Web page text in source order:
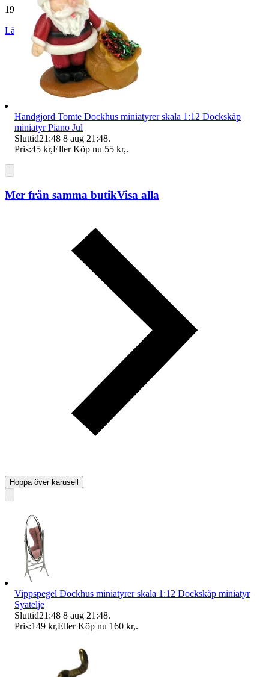
19 269 omdömen
Läs omdömen Följ
Handgjord Tomte Dockhus miniatyrer skala 1:12 Dockskåp
miniatyr Piano Jul
Sluttid21:48 8 aug 21:48.
Pris:45 kr,Eller Köp nu 55 kr,.
Mer från samma butikVisa alla
Hoppa över karusell
Vippspegel Dockhus miniatyrer skala 1:12 Dockskåp miniatyr
Syatelje
Sluttid21:48 8 aug 21:48.
Pris:149 kr,Eller Köp nu 160 kr,.